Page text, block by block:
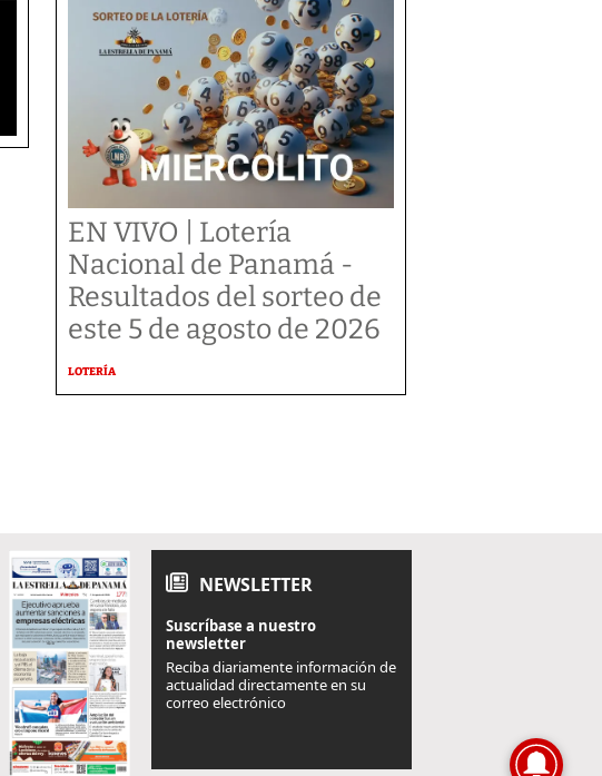
EN VIVO | Lotería
Nacional de Panamá -
Resultados del sorteo de
este 5 de agosto de 2026
LOTERÍA
NEWSLETTER
Suscríbase a nuestro
newsletter
Reciba diariamente información de
actualidad directamente en su
correo electrónico